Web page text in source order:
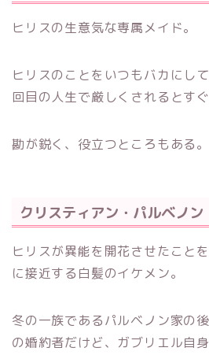
ヒリスの生意気な専属メイド。
ヒリスのことをいつもバカにし
回目の人生で厳しくされるとす
勘が鋭く、役立つところもある。
クリスティアン・パルベノン
ヒリスが異能を開花させたこと
に接近する白髪のイケメン。
冬の一族であるパルベノン家の
の婚約者だけど、ガブリエル自